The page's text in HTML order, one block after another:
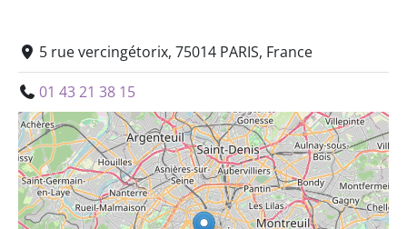
5 rue vercingétorix, 75014 PARIS, France
01 43 21 38 15